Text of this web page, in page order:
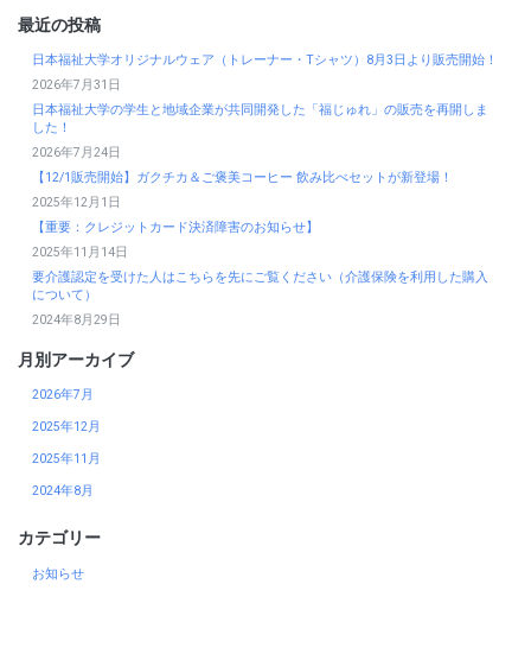
最近の投稿
日本福祉大学オリジナルウェア（トレーナー・Tシャツ）8月3日より販売開始！
2026年7月31日
日本福祉大学の学生と地域企業が共同開発した「福じゅれ」の販売を再開しま
した！
2026年7月24日
【12/1販売開始】ガクチカ＆ご褒美コーヒー 飲み比べセットが新登場！
2025年12月1日
【重要：クレジットカード決済障害のお知らせ】
2025年11月14日
要介護認定を受けた人はこちらを先にご覧ください（介護保険を利用した購入
について）
2024年8月29日
月別アーカイブ
2026年7月
2025年12月
2025年11月
2024年8月
カテゴリー
お知らせ